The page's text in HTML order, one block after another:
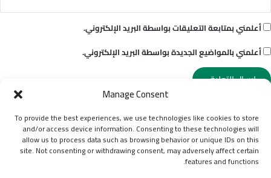
Manage Consent
To provide the best experiences, we use technologies like cookies to store
and/or access device information. Consenting to these technologies will
allow us to process data such as browsing behavior or unique IDs on this
site. Not consenting or withdrawing consent, may adversely affect certain
features and functions.
أعلمني بمتابعة التعليقات بواسطة البريد الإلكتروني.
أعلمني بالمواضيع الجديدة بواسطة البريد الإلكتروني.
© حقوق النشر 2026، جميع الحقوق محفوظة |
نمبروزو | أكبر دليل
للهواتف